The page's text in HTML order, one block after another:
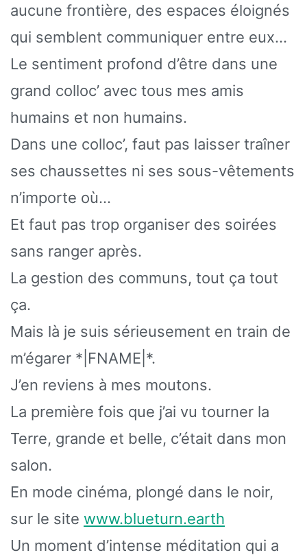
aucune frontière, des espaces éloignés
qui semblent communiquer entre eux…
Le sentiment profond d’être dans une
grand colloc’ avec tous mes amis
humains et non humains.
Dans une colloc’, faut pas laisser traîner
ses chaussettes ni ses sous-vêtements
n’importe où…
Et faut pas trop organiser des soirées
sans ranger après.
La gestion des communs, tout ça tout
ça.
Mais là je suis sérieusement en train de
m’égarer *|FNAME|*.
J’en reviens à mes moutons.
La première fois que j’ai vu tourner la
Terre, grande et belle, c’était dans mon
salon.
En mode cinéma, plongé dans le noir,
sur le site www.blueturn.earth
Un moment d’intense méditation qui a